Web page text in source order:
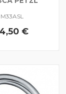
M33ASL
€